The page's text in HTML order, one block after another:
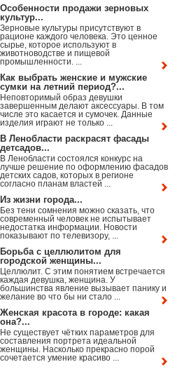
Особенности продажи зерновых
культур...
Зерновые культуры присутствуют в
рационе каждого человека. Это ценное
сырье, которое используют в
животноводстве и пищевой
промышленности. ...
Как выбрать женские и мужские
сумки на летний период?...
Неповторимый образ девушки
завершенным делают аксессуары. В том
числе это касается и сумочек. Данные
изделия играют не только ...
В Ленобласти раскрасят фасады
детсадов...
В Ленобласти состоялся конкурс на
лучше решение по оформлению фасадов
детских садов, которых в регионе
согласно планам властей ...
Из жизни города...
Без тени сомнения можно сказать, что
современный человек не испытывает
недостатка информации. Новости
показывают по телевизору, ...
Борьба с целлюлитом для
городской женщины...
Целлюлит. С этим понятием встречается
каждая девушка, женщина. У
большинства явление вызывает панику и
желание во что бы ни стало ...
Женская красота в городе: какая
она?...
Не существует чётких параметров для
составления портрета идеальной
женщины. Насколько прекрасно порой
сочетается умение красиво ...